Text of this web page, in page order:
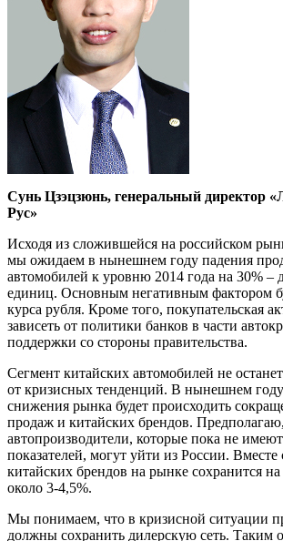
Сунь Цзэцзюнь, генеральный директор
Рус»
Исходя из сложившейся на российском
мы ожидаем в нынешнем году падения
автомобилей к уровню 2014 года на 30% –
единиц. Основным негативным фактором
курса рубля. Кроме того, покупательская
зависеть от политики банков в части
поддержки со стороны правительства.
Сегмент китайских автомобилей не
от кризисных тенденций. В нынешнем году
снижения рынка будет происходить
продаж и китайских брендов.
автопроизводители, которые пока не
показателей, могут уйти из России. Вместе
китайских брендов на рынке сохранится
около 3-4,5%.
Мы понимаем, что в кризисной ситуации
должны сохранить дилерскую сеть. Таким